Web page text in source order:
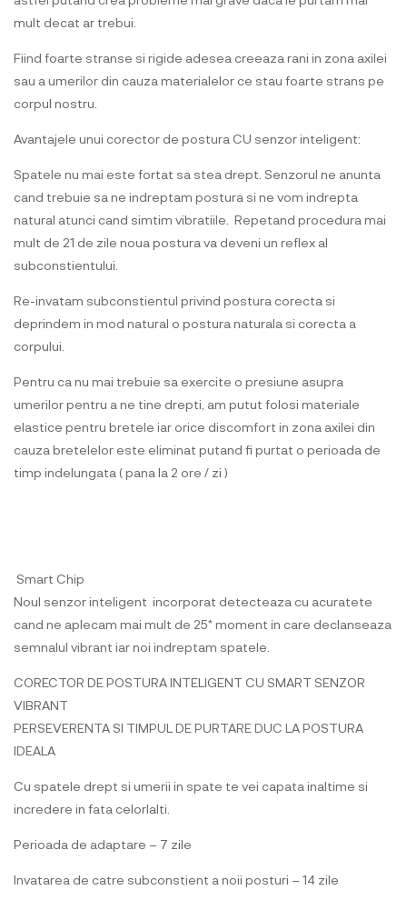
mult decat ar trebui.
Fiind foarte stranse si rigide adesea creeaza rani in zona axilei
sau a umerilor din cauza materialelor ce stau foarte strans pe
corpul nostru.
Avantajele unui corector de postura CU senzor inteligent:
Spatele nu mai este fortat sa stea drept. Senzorul ne anunta
cand trebuie sa ne indreptam postura si ne vom indrepta
natural atunci cand simtim vibratiile. Repetand procedura mai
mult de 21 de zile noua postura va deveni un reflex al
subconstientului.
Re-invatam subconstientul privind postura corecta si
deprindem in mod natural o postura naturala si corecta a
corpului.
Pentru ca nu mai trebuie sa exercite o presiune asupra
umerilor pentru a ne tine drepti, am putut folosi materiale
elastice pentru bretele iar orice discomfort in zona axilei din
cauza bretelelor este eliminat putand fi purtat o perioada de
timp indelungata ( pana la 2 ore / zi )
Smart Chip
Noul senzor inteligent incorporat detecteaza cu acuratete
cand ne aplecam mai mult de 25* moment in care declanseaza
semnalul vibrant iar noi indreptam spatele.
CORECTOR DE POSTURA INTELIGENT CU SMART SENZOR
VIBRANT
PERSEVERENTA SI TIMPUL DE PURTARE DUC LA POSTURA
IDEALA
Cu spatele drept si umerii in spate te vei capata inaltime si
incredere in fata celorlalti.
Perioada de adaptare – 7 zile
Invatarea de catre subconstient a noii posturi – 14 zile